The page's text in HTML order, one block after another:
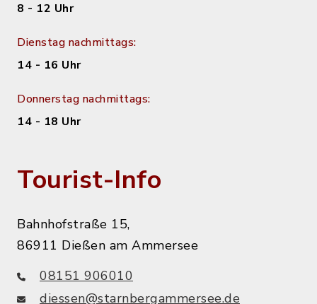
8 - 12 Uhr
Dienstag nachmittags:
14 - 16 Uhr
Donnerstag nachmittags:
14 - 18 Uhr
Tourist-Info
Bahnhofstraße 15,
86911 Dießen am Ammersee
08151 906010
diessen@starnbergammersee.de